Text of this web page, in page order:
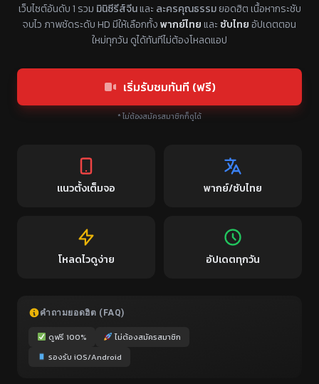
เว็บไซต์อันดับ 1 รวม มินิซีรีส์จีนและ ละครคุณธรรมยอดฮิต เนื้อหากระชับ
จบไว ภาพชัดระดับ HD มีให้เลือกทั้งพากย์ไทยและ ซับไทยอัปเดตตอน
ใหม่ทุกวัน ดูได้ทันทีไม่ต้องโหลดแอป
เริ่มรับชมทันที (ฟรี)
* ไม่ต้องสมัครสมาชิกก็ดูได้
แนวตั้งเต็มจอ พากย์/ซับไทย
โหลดไวดูง่าย อัปเดตทุกวัน
คำถามยอดฮิต (FAQ)
ดูฟรี 100%
ไม่ต้องสมัครสมาชิก
รองรับ iOS/Android